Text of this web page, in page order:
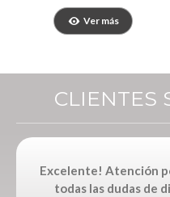
Ver más
CLIENTES
Excelente! Atención
todas las dudas de